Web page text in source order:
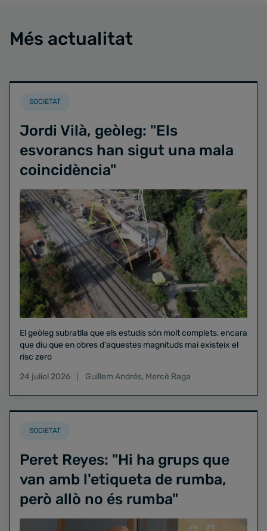
Més actualitat
SOCIETAT
Jordi Vilà, geòleg: "Els
esvorancs han sigut una mala
coincidència"
El geòleg subratlla que els estudis són molt complets, encara
que diu que en obres d'aquestes magnituds mai existeix el
risc zero
24 juliol 2026
Guillem Andrés, Mercè Raga
SOCIETAT
Peret Reyes: "Hi ha grups que
van amb l'etiqueta de rumba,
però allò no és rumba"